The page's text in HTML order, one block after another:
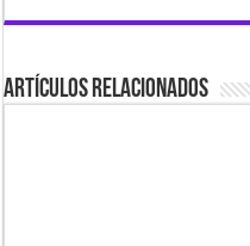
Artículos Relacionados